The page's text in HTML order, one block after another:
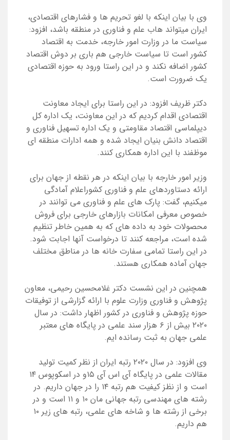
وی با بیان اینکه با لغو تحریم ها و فشارهای اقتصادی،
ایران میتواند هاب علم و فناوری در منطقه باشد، افزود:
سیاست ما در وزارت امور خارجه، خدمت به اقتصاد
کشور است تا سیاست خارجی هم باری بر دوش اقتصاد
کشور اضافه نکند و در این راستا ورود به حوزه اقتصادی
یک ضرورت است.
دکتر ظریف افزود: در این راستا برای ایجاد معاونت
اقتصادی اقدام کردیم که در این معاونت، یک اداره کل
دیپلماسی اقتصاد مقاومتی و یک اداره تسهیل فناوری و
اقتصاد دانش بنیان ایجاد شده و همه ادارات منطقه ای
موظفند با این اداره همکاری کنند.
وزیر امور خارجه با بیان اینکه در هر نقطه از جهان برای
ارائه دستاوردهای علم و فناوری کشوراعلام آمادگی
میکنیم، گفت: پارک های علم و فناوری می توانند در
خصوص معرفی امکانات بازارهای خارجی برای فروش
محصولات خود به داده های که به همین خاطر تنظیم
شده است، مراجعه کنند تا درخواست آنها اجابت شود.
در این راستا تمامی سفارت خانه ها در مناطق مختلف
جهان آماده همکاری هستند.
همچنین در این نشست دکتر غلامحسین رحیمی، معاون
پژوهش و فناوری وزارت علوم با ارائه گزارشی از توفیقات
حوزه پژوهش و فناوری در کشور اظهار داشت: در سال
۲۰۲۰ بیش از ۶ هزار سند علمی در پایگاه های معتبر
علمی جهان به ثبت رسانده ایم.
وی افزود: در سال ۲۰۲۰ رتبه ایران از نظر کمیت تولید
مقالات علمی در پایگاه آی اس آی ۱۵و در اسکوپوس ۱۴
است و از نظز کیفیت هم رتبه ۱۴ را در جهان داریم. در
رشته های مهندسی رتبه جهانی مان ۱۰ و ۱۱ است و در
برخی از رشته ها و شاخه های علمی، رتبه های زیر ۱۰
هم داریم.